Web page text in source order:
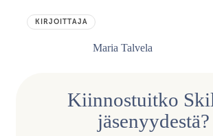
KIRJOITTAJA
Maria Talvela
Kiinnostuitko
jäsenyydestä?